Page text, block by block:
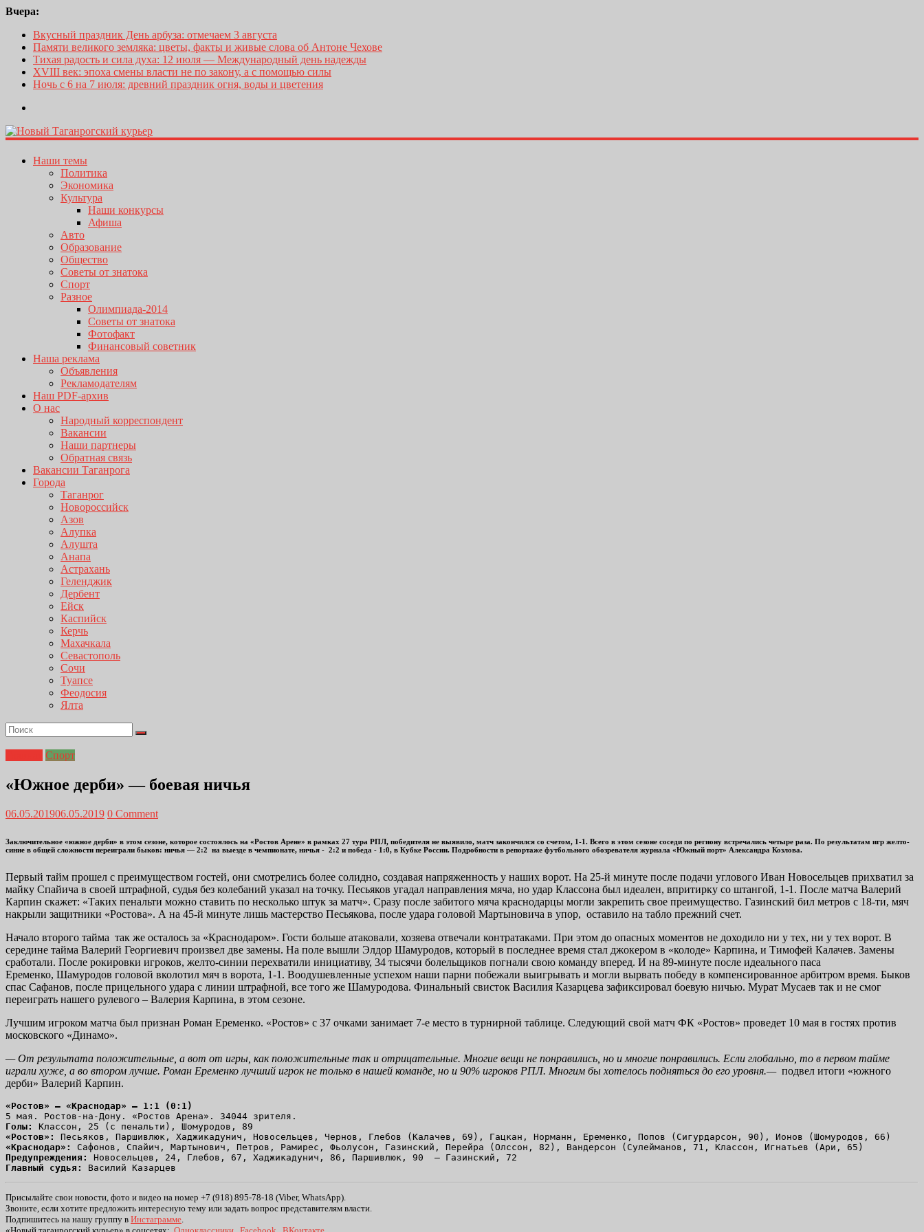
Вчера:
Вкусный праздник День арбуза: отмечаем 3 августа
Памяти великого земляка: цветы, факты и живые слова об Антоне Чехове
Тихая радость и сила духа: 12 июля — Международный день надежды
XVIII век: эпоха смены власти не по закону, а с помощью силы
Ночь с 6 на 7 июля: древний праздник огня, воды и цветения
Наши темы
Политика
Экономика
Культура
Наши конкурсы
Афиша
Авто
Образование
Общество
Советы от знатока
Спорт
Разное
Олимпиада-2014
Советы от знатока
Фотофакт
Финансовый советник
Наша реклама
Объявления
Рекламодателям
Наш PDF-архив
О нас
Народный корреспондент
Вакансии
Наши партнеры
Обратная связь
Вакансии Таганрога
Города
Таганрог
Новороссийск
Азов
Алупка
Алушта
Анапа
Астрахань
Геленджик
Дербент
Ейск
Каспийск
Керчь
Махачкала
Севастополь
Сочи
Туапсе
Феодосия
Ялта
Спорт
«Южное дерби» — боевая ничья
06.05.201906.05.2019 0 Comment
Заключительное «южное дерби» в этом сезоне, которое состоялось на «Ростов Арене» в рамках 27 тура РПЛ, победителя не выявило, матч закончился со счетом, 1-1. Всего в этом сезоне соседи по региону встречались четыре раза. По результатам игр желто-
синие в общей сложности переиграли быков: ничья — 2:2 на выезде в чемпионате, ничья - 2:2 и победа - 1:0, в Кубке России. Подробности в репортаже футбольного обозревателя журнала «Южный порт» Александра Козлова.
Первый тайм прошел с преимуществом гостей, они смотрелись более солидно, создавая напряженность у наших ворот. На 25-й минуте после подачи углового Иван Новосельцев прихватил за
майку Спайича в своей штрафной, судья без колебаний указал на точку. Песьяков угадал направления мяча, но удар Классона был идеален, впритирку со штангой, 1-1. После матча Валерий
Карпин скажет: «Таких пенальти можно ставить по несколько штук за матч». Сразу после забитого мяча краснодарцы могли закрепить свое преимущество. Газинский бил метров с 18-ти, мяч
накрыли защитники «Ростова». А на 45-й минуте лишь мастерство Песьякова, после удара головой Мартыновича в упор, оставило на табло прежний счет.
Начало второго тайма так же осталось за «Краснодаром». Гости больше атаковали, хозяева отвечали контратаками. При этом до опасных моментов не доходило ни у тех, ни у тех ворот. В
середине тайма Валерий Георгиевич произвел две замены. На поле вышли Элдор Шамуродов, который в последнее время стал джокером в «колоде» Карпина, и Тимофей Калачев. Замены
сработали. После рокировки игроков, желто-синии перехватили инициативу, 34 тысячи болельщиков погнали свою команду вперед. И на 89-минуте после идеального паса
Еременко, Шамуродов головой вколотил мяч в ворота, 1-1. Воодушевленные успехом наши парни побежали выигрывать и могли вырвать победу в компенсированное арбитром время. Быков
спас Сафанов, после прицельного удара с линии штрафной, все того же Шамуродова. Финальный свисток Василия Казарцева зафиксировал боевую ничью. Мурат Мусаев так и не смог
переиграть нашего рулевого – Валерия Карпина, в этом сезоне.
Лучшим игроком матча был признан Роман Еременко. «Ростов» с 37 очками занимает 7-е место в турнирной таблице. Следующий свой матч ФК «Ростов» проведет 10 мая в гостях против
московского «Динамо».
— От результата положительные, а вот от игры, какположительные таки отрицательные. Многие вещи не понравились, но и многие понравились. Если глобально, то в первом тайме
играли хуже, а во втором лучше. Роман Еременко лучший игрок не только в нашей команде, но и 90% игроков РПЛ. Многим бы хотелось подняться до его уровня.— подвел итоги «южного
дерби» Валерий Карпин.
«Ростов» — «Краснодар» — 1:1 (0:1)
5 мая. Ростов-на-Дону. «Ростов Арена». 34044 зрителя.
Голы:
Классон, 25 (с пенальти), Шомуродов, 89
«Ростов»:
Песьяков, Паршивлюк, Хаджикадунич, Новосельцев, Чернов, Глебов (Калачев, 69), Гацкан, Норманн, Еременко, Попов (Сигурдарсон, 90), Ионов (Шомуродов, 66)
«Краснодар»:
Сафонов, Спайич, Мартынович, Петров, Рамирес, Фьолусон, Газинский, Перейра (Олссон, 82), Вандерсон (Сулейманов, 71, Классон, Игнатьев (Ари, 65)
Предупреждения:
Новосельцев, 24, Глебов, 67, Хаджикадунич, 86, Паршивлюк, 90  – Газинский, 72
Главный судья:
Василий Казарцев
Присылайте свои новости, фото и видео на номер +7 (918) 895-78-18 (Viber, WhatsApp).
Звоните, если хотите предложить интересную тему или задать вопрос представителям власти.
Подпишитесь на нашу группу в Инстаграмме.